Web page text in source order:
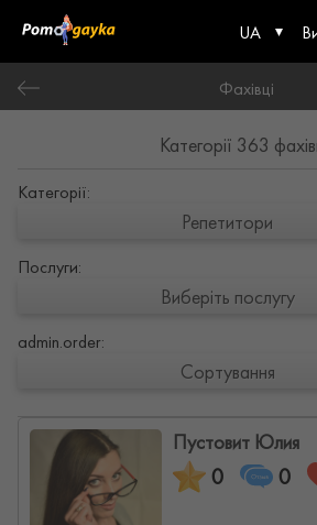
UA
Фахівці
Категорії 363
Категорії:
Репетитори
Послуги:
Виберіть послугу
admin.order:
Сортування
Пустовит Юлия
0 0